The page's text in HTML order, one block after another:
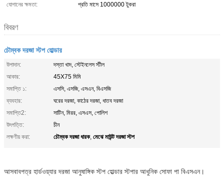
যোগানের ক্ষমতা:
প্রতি মাসে 1000000 টুকরা
বিবরণ
চৌম্বক দরজা স্টপ হোল্ডার
উপাদান:
দস্তা খাদ, স্টেইনলেস স্টীল
আকার:
45X75 মিমি
সমাপ্তি ১:
এসসি, এসজি, এসএন, বিএসজি
ব্যবহার:
ঘরের দরজা, কাঠের দরজা, ধাতব দরজা
সমাপ্তি2:
সাটিন, মিরর, এসএস, পোলিশ
উৎপত্তি:
চীন
লক্ষণীয় করা:
চৌম্বক দরজা ধারক, মেঝে মাউন্ট দরজা স্টপ
আসবাবপত্র হার্ডওয়্যার দরজা আনুষাঙ্গিক স্টপ হোল্ডার স্টপার আধুনিক সোফা পা বিএসএন।